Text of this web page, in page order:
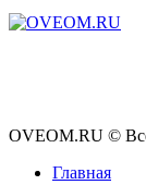
OVEOM.RU ©
Главная